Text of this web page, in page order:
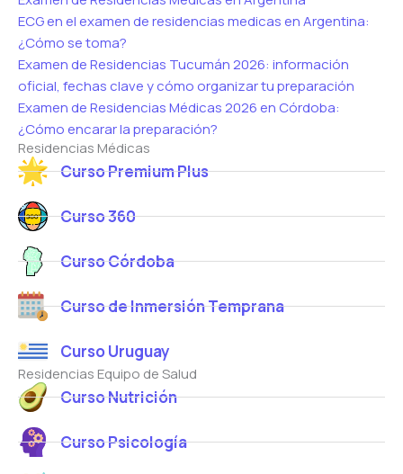
ECG en el examen de residencias medicas en Argentina:
¿Cómo se toma?
Examen de Residencias Tucumán 2026: información
oficial, fechas clave y cómo organizar tu preparación
Examen de Residencias Médicas 2026 en Córdoba:
¿Cómo encarar la preparación?
Residencias Médicas
Curso Premium Plus
Curso 360
Curso Córdoba
Curso de Inmersión Temprana
Curso Uruguay
Residencias Equipo de Salud
Curso Nutrición
Curso Psicología